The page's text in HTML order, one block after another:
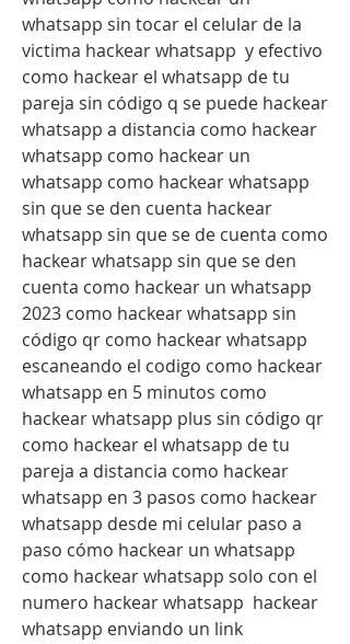
whatsapp sin tocar el celular de la
victima hackear whatsapp  y efectivo
como hackear el whatsapp de tu
pareja sin código q se puede hackear
whatsapp a distancia como hackear
whatsapp como hackear un
whatsapp como hackear whatsapp
sin que se den cuenta hackear
whatsapp sin que se de cuenta como
hackear whatsapp sin que se den
cuenta como hackear un whatsapp
2023 como hackear whatsapp sin
código qr como hackear whatsapp
escaneando el codigo como hackear
whatsapp en 5 minutos como
hackear whatsapp plus sin código qr
como hackear el whatsapp de tu
pareja a distancia como hackear
whatsapp en 3 pasos como hackear
whatsapp desde mi celular paso a
paso cómo hackear un whatsapp
como hackear whatsapp solo con el
numero hackear whatsapp  hackear
whatsapp enviando un link